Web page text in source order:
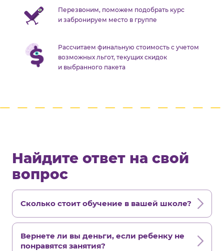
Перезвоним, поможем подобрать курс
и забронируем место в группе
Рассчитаем финальную стоимость с учетом
возможных льгот, текущих скидок
и выбранного пакета
Найдите ответ на свой
вопрос
Сколько стоит обучение в вашей школе?
Вернете ли вы деньги, если ребенку не
понравятся занятия?